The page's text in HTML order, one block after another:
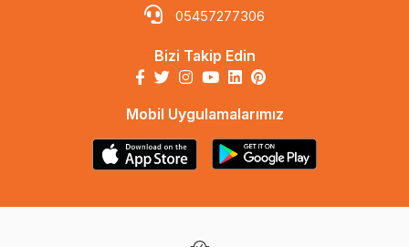
05457277306
Bizi Takip Edin
Mobil Uygulamalarımız